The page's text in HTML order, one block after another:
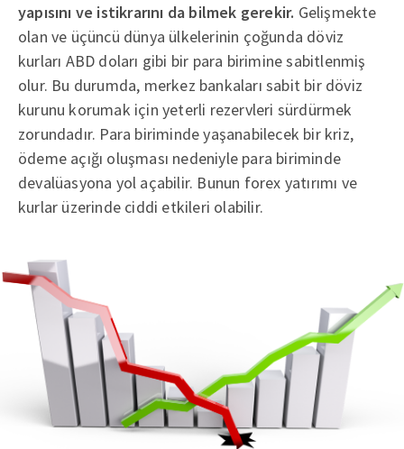
yapısını ve istikrarını da bilmek gerekir. Gelişmekte
olan ve üçüncü dünya ülkelerinin çoğunda döviz
kurları ABD doları gibi bir para birimine sabitlenmiş
olur. Bu durumda, merkez bankaları sabit bir döviz
kurunu korumak için yeterli rezervleri sürdürmek
zorundadır. Para biriminde yaşanabilecek bir kriz,
ödeme açığı oluşması nedeniyle para biriminde
devalüasyona yol açabilir. Bunun forex yatırımı ve
kurlar üzerinde ciddi etkileri olabilir.